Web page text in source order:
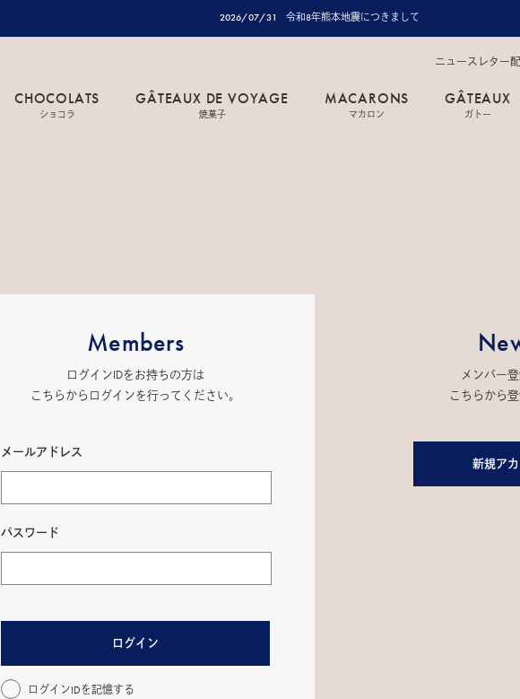
2026/07/31 令和8年熊本地震につきまして
ニュースレター
CHOCOLATS
ショコラ
GÂTEAUX DE VOYAGE
焼菓子
MACARONS
マカロン
GÂTEAUX
ガトー
Members
ログインIDをお持ちの方は
こちらからログインを行ってください。
メールアドレス
パスワード
ログイン
ログインIDを記憶する
メンバー
こちらから
新規ア